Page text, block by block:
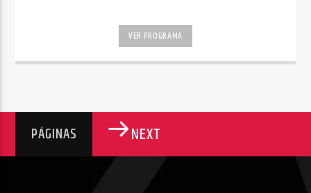
VER PROGRAMA
PÁGINAS NEXT